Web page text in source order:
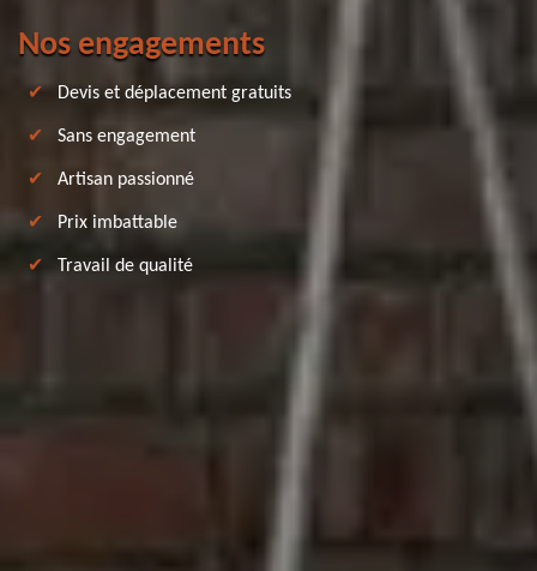
Nos engagements
Devis et déplacement gratuits
Sans engagement
Artisan passionné
Prix imbattable
Travail de qualité